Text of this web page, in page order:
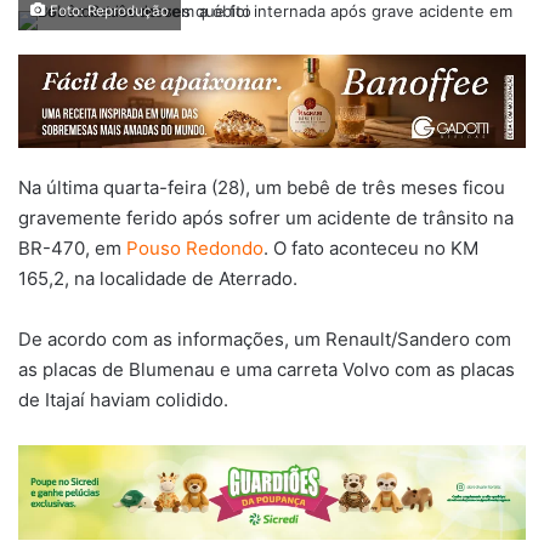
Foto: Reprodução
Na última quarta-feira (28), um bebê de três meses ficou
gravemente ferido após sofrer um acidente de trânsito na
BR-470, em Pouso Redondo. O fato aconteceu no KM
165,2, na localidade de Aterrado.
De acordo com as informações, um Renault/Sandero com
as placas de Blumenau e uma carreta Volvo com as placas
de Itajaí haviam colidido.